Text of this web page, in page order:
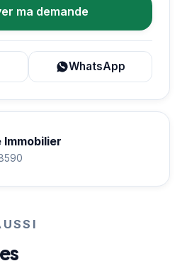
ma demande
WhatsApp
Immobilier